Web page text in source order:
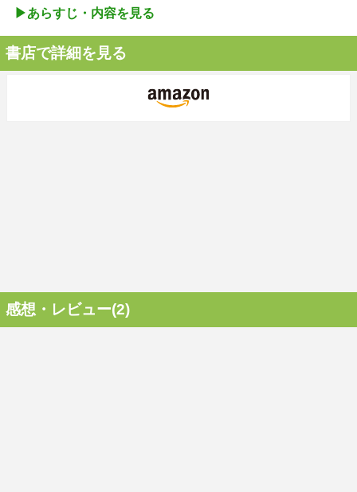
▶︎あらすじ・内容を見る
書店で詳細を見る
感想・レビュー(2)